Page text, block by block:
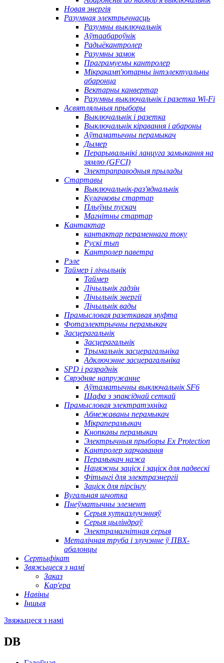
Новая энергія
Разумная электрычнасць
Разумны выключальнік
Аўтаабароўнік
Радыёкантролер
Разумны замок
Праграмуемы кантролер
Мікракамп'ютарны інтэлектуальны
абаронца
Вектарны канвертар
Разумны выключальнік і разетка Wi-Fi
Асвятляльныя прыборы
Выключальнік і разетка
Выключальнік кіравання і абароны
Аўтаматычны перамыкач
Дымер
Перарывальнікі ланцуга замыкання на
зямлю (GFCI)
Электраправодныя прылады
Стартавы
Выключальнік-раз'яднальнік
Кулачковы стартар
Плыўны пускач
Магнітны стартар
Кантактар
кантактар ​​пераменнага току
Рускі тып
Кантролер паветра
Рэле
Таймер і лічыльнік
Таймер
Лічыльнік гадзін
Лічыльнік энергіі
Лічыльнік вады
Прамысловая разеткавая муфта
Фотаэлектрычны перамыкач
Засцерагальнік
Засцерагальнік
Трымальнік засцерагальніка
Адключэнне засцерагальніка
SPD і разраднік
Сярэдняе напружанне
Аўтаматычны выключальнік SF6
Шафа з эпаксіднай сеткай
Прамысловая электратэхніка
Абмежаваны перамыкач
Мікраперамыкач
Кнопкавы перамыкач
Электрычныя прыборы Ex Protection
Кантролер харчавання
Перамыкач нажа
Нацяжны заціск і заціск для падвескі
Фітынгі для электраэнергіі
Заціск для пірсінгу
Вугальная шчотка
Пнеўматычны элемент
Серыя хутказлучэнняў
Серыя цыліндраў
Электрамагнітная серыя
Металічная труба і злучэнне ў ПВХ-
абалонцы
Сертыфікат
Звяжыцеся з намі
Заказ
Кар'ера
Навіны
Іншыя
Звяжыцеся з намі
DB